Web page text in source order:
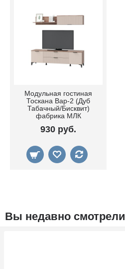
Модульная гостиная
Тоскана Вар-2 (Дуб
Табачный/Бисквит)
фабрика МЛК
930 руб.
Вы недавно смотрели